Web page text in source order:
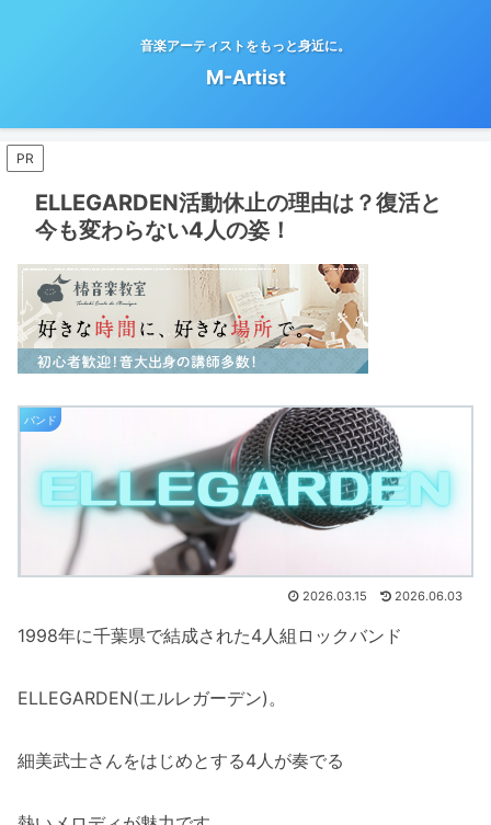
音楽アーティストをもっと身近に。
M-Artist
PR
ELLEGARDEN活動休止の理由は？復活と
今も変わらない4人の姿！
バンド
2026.03.15 2026.06.03
1998年に千葉県で結成された4人組ロックバンド
ELLEGARDEN(エルレガーデン)。
細美武士さんをはじめとする4人が奏でる